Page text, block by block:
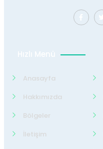
Hızlı Menü
Anasayfa
Hakkımızda
Bölgeler
İletişim